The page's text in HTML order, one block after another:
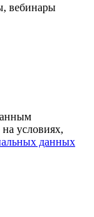
вебинары
условиях,
данных